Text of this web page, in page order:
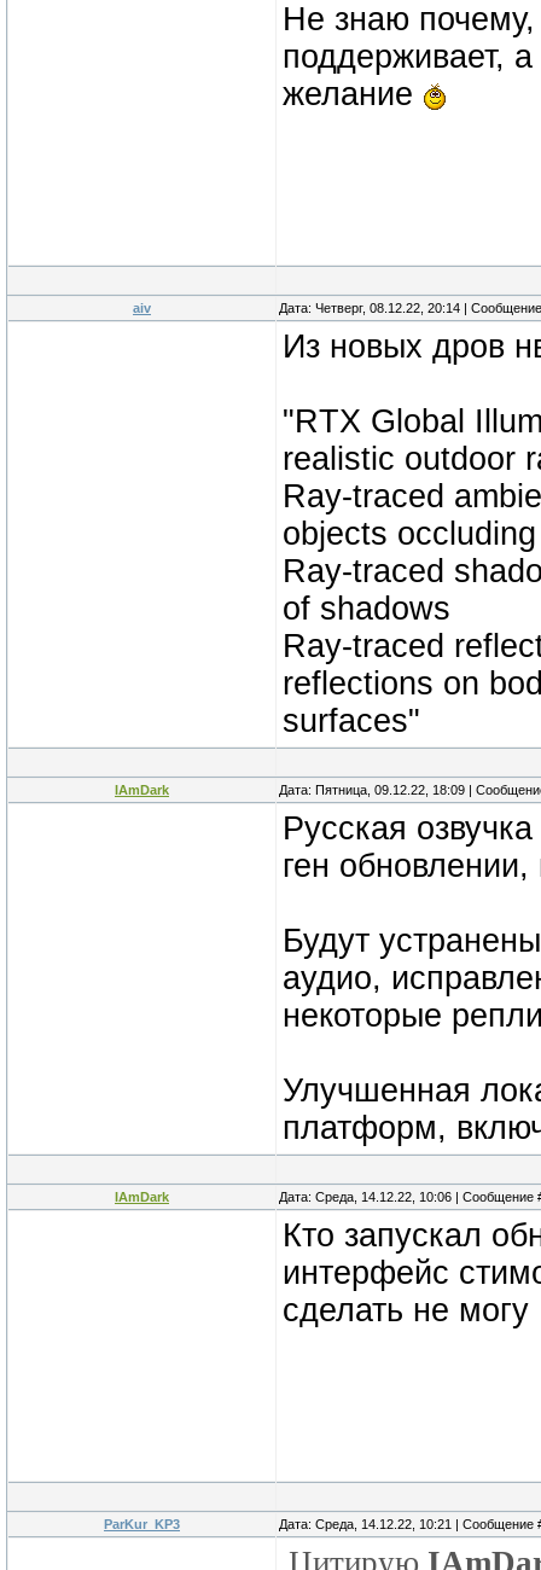
Не знаю
поддерживает,
желание
aiv Дата: Четверг, 08.12.22, 20:14 |
Из новых дров
"RTX Global
realistic outdoor
Ray-traced
objects
Ray-traced
of shadows
Ray-traced
reflections on
surfaces"
IAmDark Дата: Пятница, 09.12.22, 18:09 |
Русская
ген
Будут
аудио,
некоторые
Улучшенная
платформ,
IAmDark Дата: Среда, 14.12.22, 10:06 | Сообщение
Кто запускал
интерфейс
сделать не могу
ParKur_KP3 Дата: Среда, 14.12.22, 10:21 | Сообщение
Цитирую